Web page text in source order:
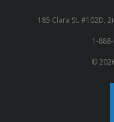
185 Clara St. #102D,
1-
©